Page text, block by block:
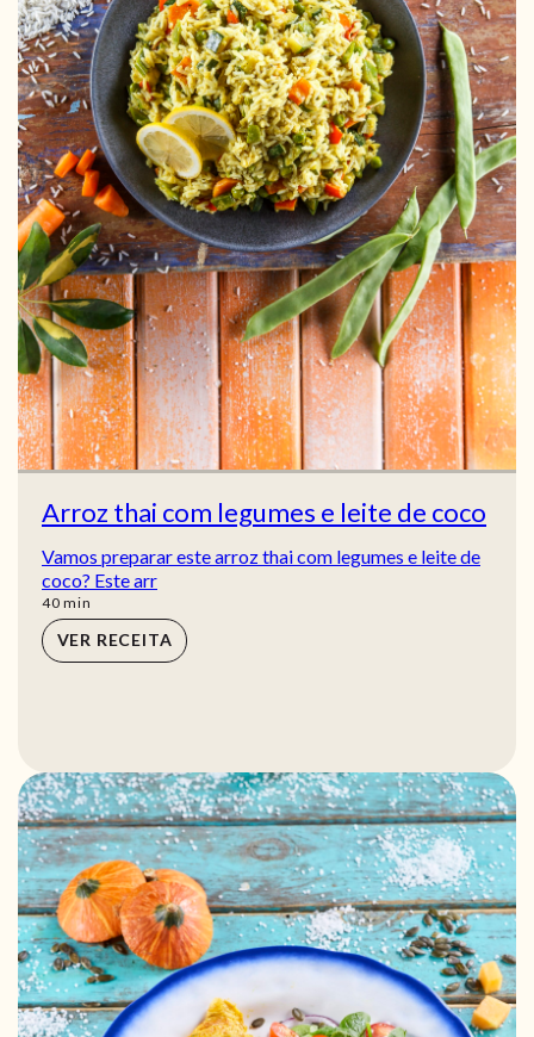
Arroz thai com legumes e leite de coco
Vamos preparar este arroz thai com legumes e leite de
coco? Este arr
40min
min
VER RECEITA